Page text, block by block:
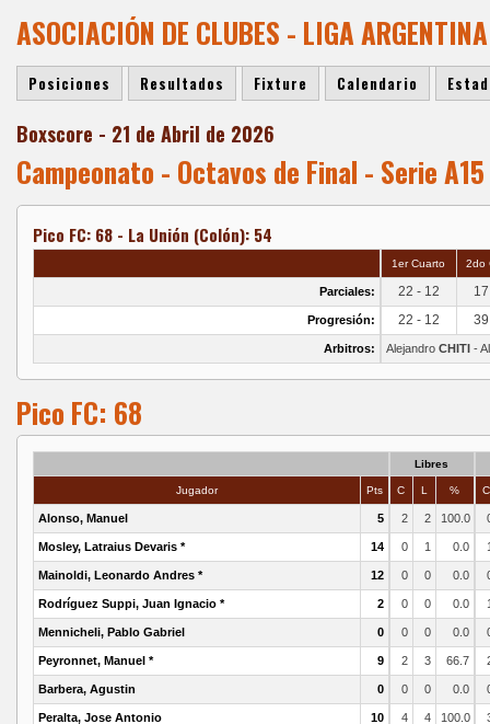
ASOCIACIÓN DE CLUBES - LIGA
Posiciones Resultados Fixture Calendario
Boxscore - 21 de Abril de 2026
Campeonato - Octavos de Final - Serie
Pico FC: 68 - La Unión (Colón): 54
1er Cuarto 2do
Parciales: 22 - 12
Progresión: 22 - 12
Arbitros: Alejandro CHITI -
Pico FC: 68
Libres
Jugador Pts C L % C
Alonso, Manuel 5 2 2 100.0
Mosley, Latraius Devaris * 14 0 1 0.0
Mainoldi, Leonardo Andres * 12 0 0 0.0
Rodríguez Suppi, Juan Ignacio * 2 0 0 0.0
Mennicheli, Pablo Gabriel 0 0 0 0.0
Peyronnet, Manuel * 9 2 3 66.7
Barbera, Agustin 0 0 0 0.0
Peralta, Jose Antonio 10 4 4 100.0